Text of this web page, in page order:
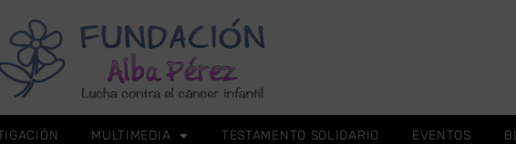
MULTIMEDIA TESTAMENTO SOLIDARIO EVENTOS